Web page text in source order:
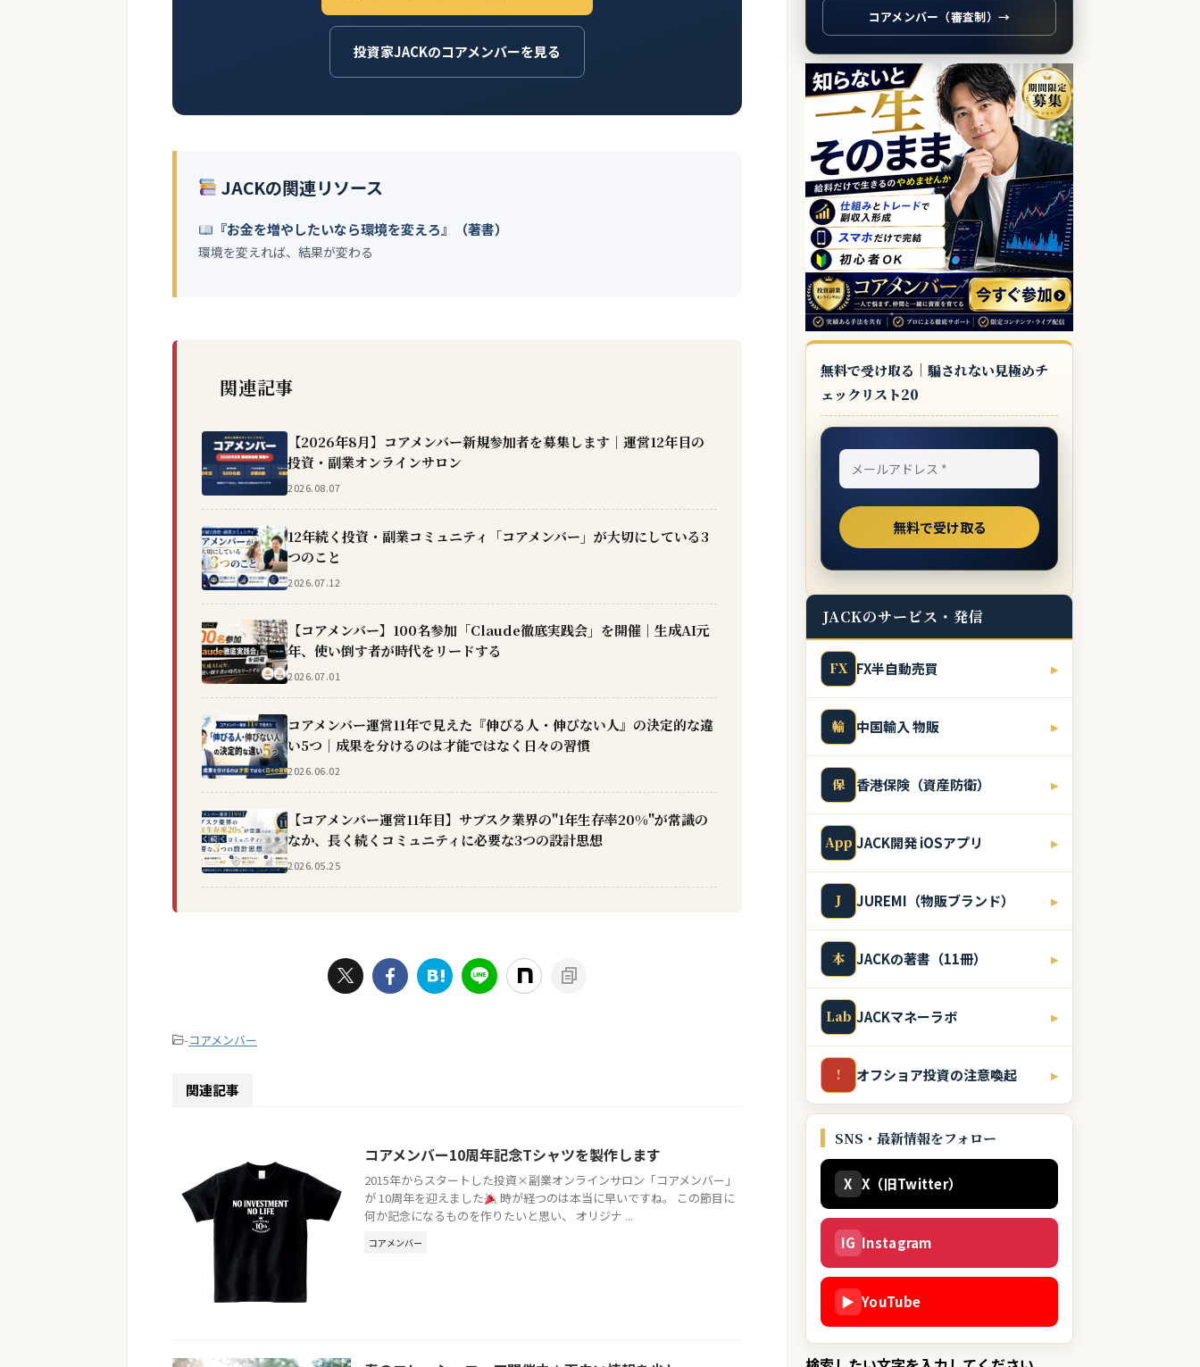
投資家JACKのコアメンバーを見る
JACKの関連リソース
『お金を増やしたいなら環境を変えろ』（著書）
環境を変えれば、結果が変わる
関連記事
【2026年8月】コアメンバー新規参加者を募集します｜運営12年目の
投資・副業オンラインサロン
2026.08.07
12年続く投資・副業コミュニティ「コアメンバー」が大切にしている3
つのこと
2026.07.12
【コアメンバー】100名参加「Claude徹底実践会」を開催｜生成AI元
年、使い倒す者が時代をリードする
2026.07.01
コアメンバー運営11年で見えた『伸びる人・伸びない人』の決定的な違
い5つ｜成果を分けるのは才能ではなく日々の習慣
2026.06.02
【コアメンバー運営11年目】サブスク業界の"1年生存率20%"が常識の
なか、長く続くコミュニティに必要な3つの設計思想
2026.05.25
-コアメンバー
関連記事
コアメンバー10周年記念Tシャツを製作します
2015年からスタートした投資×副業オンラインサロン「コアメンバー」
が 10周年を迎えました
時が経つのは本当に早いですね。 この節目に
何か記念になるものを作りたいと思い、 オリジナ ...
コアメンバー
コアメンバー（審査制）→
無料で受け取る｜騙されない見極めチ
ェックリスト20
JACKのサービス・発信
FX FX半自動売買 ▸
輸 中国輸入 物販 ▸
保 香港保険（資産防衛） ▸
App JACK開発 iOSアプリ ▸
J JUREMI（物販ブランド） ▸
本 JACKの著書（11冊） ▸
Lab JACKマネーラボ ▸
! オフショア投資の注意喚起 ▸
SNS・最新情報をフォロー
X X（旧Twitter）
IG Instagram
▶ YouTube